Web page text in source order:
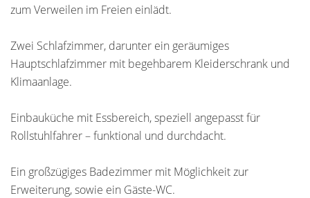
zum Verweilen im Freien einlädt.
Zwei Schlafzimmer, darunter ein geräumiges
Hauptschlafzimmer mit begehbarem Kleiderschrank und
Klimaanlage.
Einbauküche mit Essbereich, speziell angepasst für
Rollstuhlfahrer – funktional und durchdacht.
Ein großzügiges Badezimmer mit Möglichkeit zur
Erweiterung, sowie ein Gäste-WC.